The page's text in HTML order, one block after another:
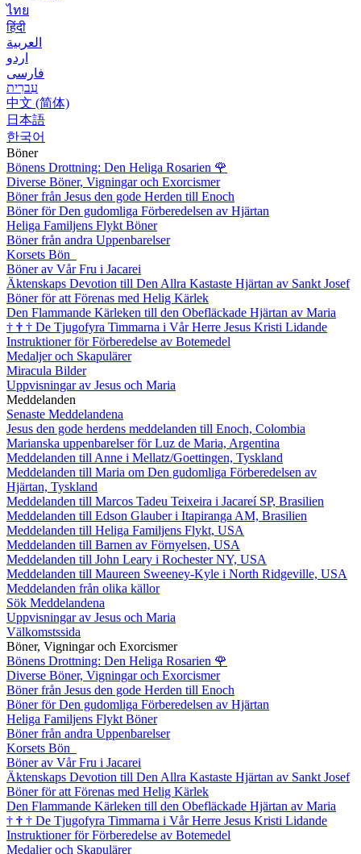
ไทย
हिंदी
العربية
اردو
فارسی
עִברִית
中文 (简体)
日本語
한국어
Böner
Bönens Drottning: Den Heliga Rosarien 🌹
Diverse Böner, Vigningar och Exorcismer
Böner från Jesus den gode Herden till Enoch
Böner för Den gudomliga Förberedelsen av Hjärtan
Heliga Familjens Flykt Böner
Böner från andra Uppenbarelser
Korsets Bön
Böner av Vår Fru i Jacarei
Äktenskaps Devotion till Den Allra Kastaste Hjärtan av Sankt Josef
Böner för att Förenas med Helig Kärlek
Den Flammande Kärleken till den Obefläckade Hjärtan av Maria
† † † De Tjugofyra Timmarna i Vår Herre Jesus Kristi Lidande
Instruktioner för Förberedelse av Botemedel
Medaljer och Skapulärer
Miracula Bilder
Uppvisningar av Jesus och Maria
Meddelanden
Senaste Meddelandena
Jesus den gode herdens meddelanden till Enoch, Colombia
Marianska uppenbarelser för Luz de Maria, Argentina
Meddelanden till Anne i Mellatz/Goettingen, Tyskland
Meddelanden till Maria om Den gudomliga Förberedelsen av
Hjärtan, Tyskland
Meddelanden till Marcos Tadeu Teixeira i Jacareí SP, Brasilien
Meddelanden till Edson Glauber i Itapiranga AM, Brasilien
Meddelanden till Heliga Familjens Flykt, USA
Meddelanden till Barnen av Förnyelsen, USA
Meddelanden till John Leary i Rochester NY, USA
Meddelanden till Maureen Sweeney-Kyle i North Ridgeville, USA
Meddelanden från olika källor
Sök Meddelandena
Uppvisningar av Jesus och Maria
Välkomstssida
Böner, Vigningar och Exorcismer
Bönens Drottning: Den Heliga Rosarien 🌹
Diverse Böner, Vigningar och Exorcismer
Böner från Jesus den gode Herden till Enoch
Böner för Den gudomliga Förberedelsen av Hjärtan
Heliga Familjens Flykt Böner
Böner från andra Uppenbarelser
Korsets Bön
Böner av Vår Fru i Jacarei
Äktenskaps Devotion till Den Allra Kastaste Hjärtan av Sankt Josef
Böner för att Förenas med Helig Kärlek
Den Flammande Kärleken till den Obefläckade Hjärtan av Maria
† † † De Tjugofyra Timmarna i Vår Herre Jesus Kristi Lidande
Instruktioner för Förberedelse av Botemedel
Medaljer och Skapulärer